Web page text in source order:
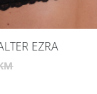
EZRA